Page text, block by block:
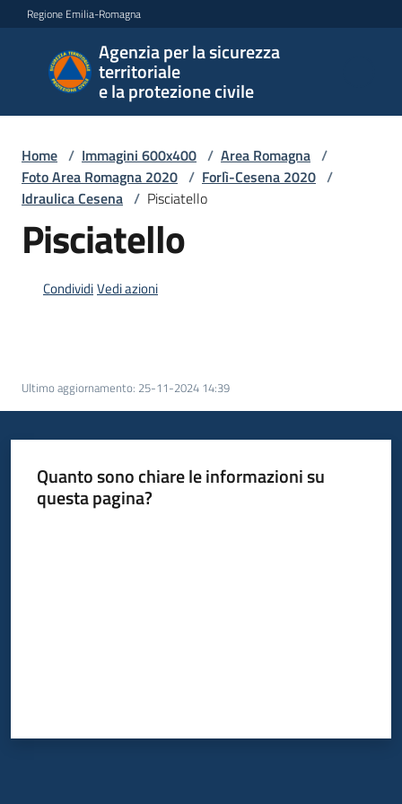
Vai al contenuto
Vai alla navigazione
Vai al footer
Regione Emilia-Romagna
Agenzia per la sicurezza
territoriale
e la protezione civile
Agenzia
per la
sicurezza
e la
protezione
civile
Argomenti
Leggi
Atti
Bandi
Home / Immagini 600x400 / Area Romagna /
Foto Area Romagna 2020 / Forlì-Cesena 2020 /
Idraulica Cesena / Pisciatello
Pisciatello
CondividiVedi azioni
Ultimo aggiornamento: 25-11-2024 14:39
Quanto sono chiare le informazioni su
questa pagina?